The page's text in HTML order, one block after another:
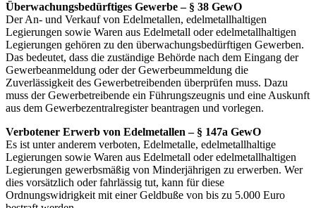
Überwachungsbedürftiges Gewerbe – § 38 GewO
Der An- und Verkauf von Edelmetallen, edelmetallhaltigen
Legierungen sowie Waren aus Edelmetall oder edelmetallhaltigen
Legierungen gehören zu den überwachungsbedürftigen Gewerben.
Das bedeutet, dass die zuständige Behörde nach dem Eingang der
Gewerbeanmeldung oder der Gewerbeummeldung die
Zuverlässigkeit des Gewerbetreibenden überprüfen muss. Dazu
muss der Gewerbetreibende ein Führungszeugnis und eine Auskunft
aus dem Gewerbezentralregister beantragen und vorlegen.
Verbotener Erwerb von Edelmetallen – § 147a GewO
Es ist unter anderem verboten, Edelmetalle, edelmetallhaltige
Legierungen sowie Waren aus Edelmetall oder edelmetallhaltigen
Legierungen gewerbsmäßig von Minderjährigen zu erwerben. Wer
dies vorsätzlich oder fahrlässig tut, kann für diese
Ordnungswidrigkeit mit einer Geldbuße von bis zu 5.000 Euro